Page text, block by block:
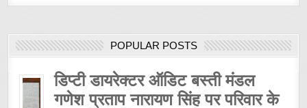
POPULAR POSTS
डिप्टी डायरेक्टर ऑडिट बस्ती मंडल
गणेश प्रताप नारायण सिंह पर परिवार के